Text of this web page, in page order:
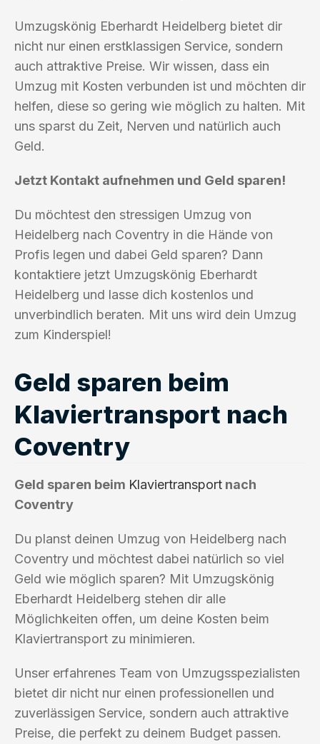
Umzugskönig Eberhardt Heidelberg bietet dir
nicht nur einen erstklassigen Service, sondern
auch attraktive Preise. Wir wissen, dass ein
Umzug mit Kosten verbunden ist und möchten dir
helfen, diese so gering wie möglich zu halten. Mit
uns sparst du Zeit, Nerven und natürlich auch
Geld.
Jetzt Kontakt aufnehmen und Geld sparen!
Du möchtest den stressigen Umzug von
Heidelberg nach Coventry in die Hände von
Profis legen und dabei Geld sparen? Dann
kontaktiere jetzt Umzugskönig Eberhardt
Heidelberg und lasse dich kostenlos und
unverbindlich beraten. Mit uns wird dein Umzug
zum Kinderspiel!
Geld sparen beim
Klaviertransport nach
Coventry
Geld sparen beim Klaviertransport nach
Coventry
Du planst deinen Umzug von Heidelberg nach
Coventry und möchtest dabei natürlich so viel
Geld wie möglich sparen? Mit Umzugskönig
Eberhardt Heidelberg stehen dir alle
Möglichkeiten offen, um deine Kosten beim
Klaviertransport zu minimieren.
Unser erfahrenes Team von Umzugsspezialisten
bietet dir nicht nur einen professionellen und
zuverlässigen Service, sondern auch attraktive
Preise, die perfekt zu deinem Budget passen.